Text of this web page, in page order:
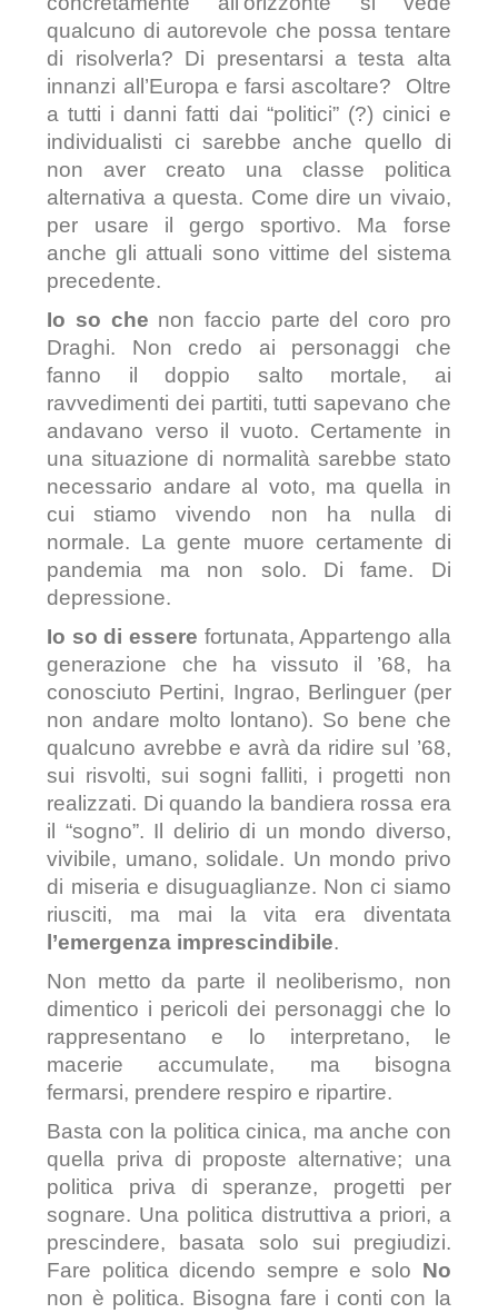
qualcuno di autorevole che possa tentare
di risolverla? Di presentarsi a testa alta
innanzi all’Europa e farsi ascoltare? Oltre
a tutti i danni fatti dai “politici” (?) cinici e
individualisti ci sarebbe anche quello di
non aver creato una classe politica
alternativa a questa. Come dire un vivaio,
per usare il gergo sportivo. Ma forse
anche gli attuali sono vittime del sistema
precedente.
Io so che non faccio parte del coro pro
Draghi. Non credo ai personaggi che
fanno il doppio salto mortale, ai
ravvedimenti dei partiti, tutti sapevano che
andavano verso il vuoto. Certamente in
una situazione di normalità sarebbe stato
necessario andare al voto, ma quella in
cui stiamo vivendo non ha nulla di
normale. La gente muore certamente di
pandemia ma non solo. Di fame. Di
depressione.
Io so di essere fortunata, Appartengo alla
generazione che ha vissuto il ’68, ha
conosciuto Pertini, Ingrao, Berlinguer (per
non andare molto lontano). So bene che
qualcuno avrebbe e avrà da ridire sul ’68,
sui risvolti, sui sogni falliti, i progetti non
realizzati. Di quando la bandiera rossa era
il “sogno”. Il delirio di un mondo diverso,
vivibile, umano, solidale. Un mondo privo
di miseria e disuguaglianze. Non ci siamo
riusciti, ma mai la vita era diventata
l’emergenza imprescindibile.
Non metto da parte il neoliberismo, non
dimentico i pericoli dei personaggi che lo
rappresentano e lo interpretano, le
macerie accumulate, ma bisogna
fermarsi, prendere respiro e ripartire.
Basta con la politica cinica, ma anche con
quella priva di proposte alternative; una
politica priva di speranze, progetti per
sognare. Una politica distruttiva a priori, a
prescindere, basata solo sui pregiudizi.
Fare politica dicendo sempre e solo No
non è politica. Bisogna fare i conti con la